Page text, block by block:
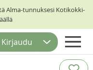
Alma-tunnuksesi Kotikokki-
Kirjaudu